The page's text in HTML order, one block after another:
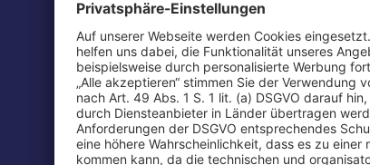
Online einkaufen & buchen
Parkplätze
Online-Shop